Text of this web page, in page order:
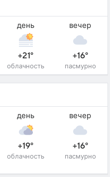
день
+21°
облачность
вечер
+16°
пасмурно
день
+19°
облачность
вечер
+16°
пасмурно